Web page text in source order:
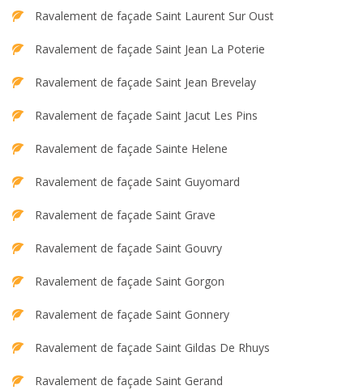
Ravalement de façade Saint Laurent Sur Oust
Ravalement de façade Saint Jean La Poterie
Ravalement de façade Saint Jean Brevelay
Ravalement de façade Saint Jacut Les Pins
Ravalement de façade Sainte Helene
Ravalement de façade Saint Guyomard
Ravalement de façade Saint Grave
Ravalement de façade Saint Gouvry
Ravalement de façade Saint Gorgon
Ravalement de façade Saint Gonnery
Ravalement de façade Saint Gildas De Rhuys
Ravalement de façade Saint Gerand